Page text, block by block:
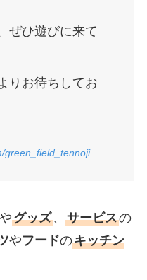
ぜひ遊びに来て
りお待ちしてお
green_field_tennoji
グッズ、 サービスの
やフードのキッチン